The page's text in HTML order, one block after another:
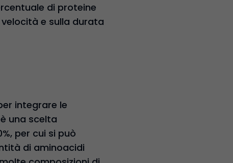
di proteine
e sulla durata
integrare le
una scelta
per cui si può
di aminoacidi